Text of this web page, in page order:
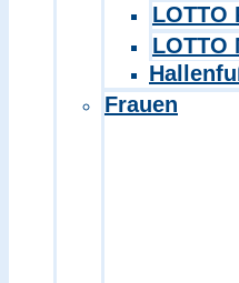
LOTTO
LOTTO
Frauen